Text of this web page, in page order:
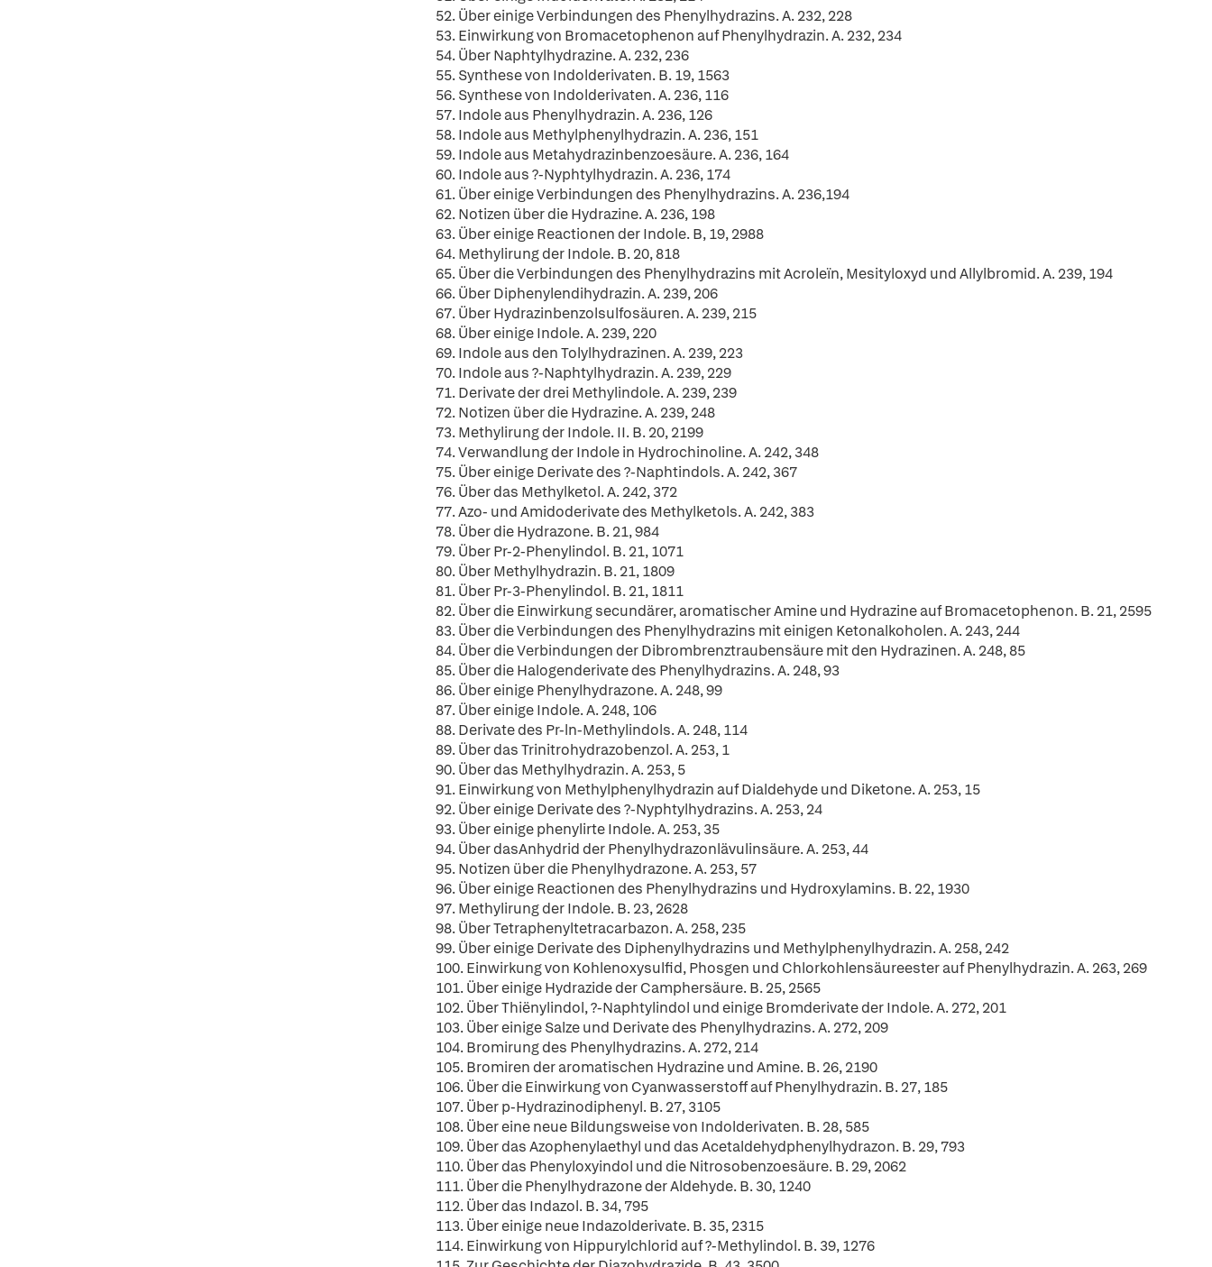
52. Über einige Verbindungen des Phenylhydrazins. A. 232, 228
53. Einwirkung von Bromacetophenon auf Phenylhydrazin. A. 232, 234
54. Über Naphtylhydrazine. A. 232, 236
55. Synthese von Indolderivaten. B. 19, 1563
56. Synthese von Indolderivaten. A. 236, 116
57. Indole aus Phenylhydrazin. A. 236, 126
58. Indole aus Methylphenylhydrazin. A. 236, 151
59. Indole aus Metahydrazinbenzoesäure. A. 236, 164
60. Indole aus ?-Nyphtylhydrazin. A. 236, 174
61. Über einige Verbindungen des Phenylhydrazins. A. 236,194
62. Notizen über die Hydrazine. A. 236, 198
63. Über einige Reactionen der Indole. B, 19, 2988
64. Methylirung der Indole. B. 20, 818
65. Über die Verbindungen des Phenylhydrazins mit Acroleïn, Mesityloxyd und Allylbromid. A. 239, 194
66. Über Diphenylendihydrazin. A. 239, 206
67. Über Hydrazinbenzolsulfosäuren. A. 239, 215
68. Über einige Indole. A. 239, 220
69. Indole aus den Tolylhydrazinen. A. 239, 223
70. Indole aus ?-Naphtylhydrazin. A. 239, 229
71. Derivate der drei Methylindole. A. 239, 239
72. Notizen über die Hydrazine. A. 239, 248
73. Methylirung der Indole. II. B. 20, 2199
74. Verwandlung der Indole in Hydrochinoline. A. 242, 348
75. Über einige Derivate des ?-Naphtindols. A. 242, 367
76. Über das Methylketol. A. 242, 372
77. Azo- und Amidoderivate des Methylketols. A. 242, 383
78. Über die Hydrazone. B. 21, 984
79. Über Pr-2-Phenylindol. B. 21, 1071
80. Über Methylhydrazin. B. 21, 1809
81. Über Pr-3-Phenylindol. B. 21, 1811
82. Über die Einwirkung secundärer, aromatischer Amine und Hydrazine auf Bromacetophenon. B. 21, 2595
83. Über die Verbindungen des Phenylhydrazins mit einigen Ketonalkoholen. A. 243, 244
84. Über die Verbindungen der Dibrombrenztraubensäure mit den Hydrazinen. A. 248, 85
85. Über die Halogenderivate des Phenylhydrazins. A. 248, 93
86. Über einige Phenylhydrazone. A. 248, 99
87. Über einige Indole. A. 248, 106
88. Derivate des Pr-ln-Methylindols. A. 248, 114
89. Über das Trinitrohydrazobenzol. A. 253, 1
90. Über das Methylhydrazin. A. 253, 5
91. Einwirkung von Methylphenylhydrazin auf Dialdehyde und Diketone. A. 253, 15
92. Über einige Derivate des ?-Nyphtylhydrazins. A. 253, 24
93. Über einige phenylirte Indole. A. 253, 35
94. Über dasAnhydrid der Phenylhydrazonlävulinsäure. A. 253, 44
95. Notizen über die Phenylhydrazone. A. 253, 57
96. Über einige Reactionen des Phenylhydrazins und Hydroxylamins. B. 22, 1930
97. Methylirung der Indole. B. 23, 2628
98. Über Tetraphenyltetracarbazon. A. 258, 235
99. Über einige Derivate des Diphenylhydrazins und Methylphenylhydrazin. A. 258, 242
100. Einwirkung von Kohlenoxysulfid, Phosgen und Chlorkohlensäureester auf Phenylhydrazin. A. 263, 269
101. Über einige Hydrazide der Camphersäure. B. 25, 2565
102. Über Thiënylindol, ?-Naphtylindol und einige Bromderivate der Indole. A. 272, 201
103. Über einige Salze und Derivate des Phenylhydrazins. A. 272, 209
104. Bromirung des Phenylhydrazins. A. 272, 214
105. Bromiren der aromatischen Hydrazine und Amine. B. 26, 2190
106. Über die Einwirkung von Cyanwasserstoff auf Phenylhydrazin. B. 27, 185
107. Über p-Hydrazinodiphenyl. B. 27, 3105
108. Über eine neue Bildungsweise von Indolderivaten. B. 28, 585
109. Über das Azophenylaethyl und das Acetaldehydphenylhydrazon. B. 29, 793
110. Über das Phenyloxyindol und die Nitrosobenzoesäure. B. 29, 2062
111. Über die Phenylhydrazone der Aldehyde. B. 30, 1240
112. Über das Indazol. B. 34, 795
113. Über einige neue Indazolderivate. B. 35, 2315
114. Einwirkung von Hippurylchlorid auf ?-Methylindol. B. 39, 1276